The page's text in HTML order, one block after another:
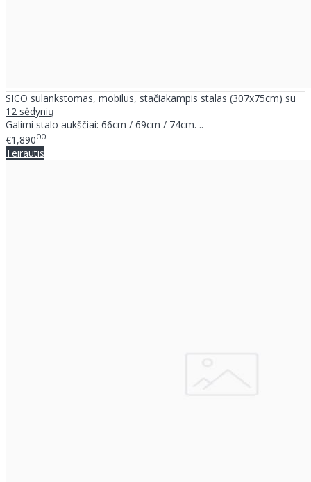
SICO sulankstomas, mobilus, stačiakampis stalas (307x75cm) su
12 sėdynių
Galimi stalo aukščiai: 66cm / 69cm / 74cm. ..
€1,89000
Teirautis